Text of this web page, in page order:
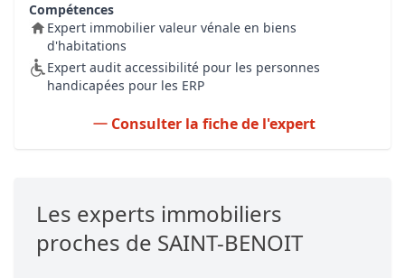
Compétences
Expert immobilier valeur vénale en biens
d'habitations
Expert audit accessibilité pour les personnes
handicapées pour les ERP
Consulter la fiche de l'expert
Les experts immobiliers
proches de SAINT-BENOIT